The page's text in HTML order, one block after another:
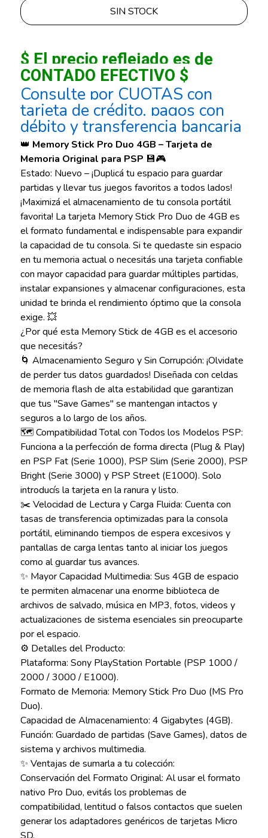
SIN STOCK
$ El precio reflejado es de
CONTADO EFECTIVO $
Consulte por CUOTAS con
tarjeta de crédito, pagos con
débito y transferencia bancaria
👑 Memory Stick Pro Duo 4GB – Tarjeta de
Memoria Original para PSP 💾🎮
Estado: Nuevo – ¡Duplicá tu espacio para guardar
partidas y llevar tus juegos favoritos a todos lados!
¡Maximizá el almacenamiento de tu consola portátil
favorita! La tarjeta Memory Stick Pro Duo de 4GB es
el formato fundamental e indispensable para expandir
la capacidad de tu consola. Si te quedaste sin espacio
en tu memoria actual o necesitás una tarjeta confiable
con mayor capacidad para guardar múltiples partidas,
instalar expansiones y almacenar configuraciones, esta
unidad te brinda el rendimiento óptimo que la consola
exige. 💥
¿Por qué esta Memory Stick de 4GB es el accesorio
que necesitás?
🌀 Almacenamiento Seguro y Sin Corrupción: ¡Olvidate
de perder tus datos guardados! Diseñada con celdas
de memoria flash de alta estabilidad que garantizan
que tus "Save Games" se mantengan intactos y
seguros a lo largo de los años.
🗺️ Compatibilidad Total con Todos los Modelos PSP:
Funciona a la perfección de forma directa (Plug & Play)
en PSP Fat (Serie 1000), PSP Slim (Serie 2000), PSP
Bright (Serie 3000) y PSP Street (E1000). Solo
introducís la tarjeta en la ranura y listo.
✂️ Velocidad de Lectura y Carga Fluida: Cuenta con
tasas de transferencia optimizadas para la consola
portátil, eliminando tiempos de espera excesivos y
pantallas de carga lentas tanto al iniciar los juegos
como al guardar tus avances.
✨ Mayor Capacidad Multimedia: Sus 4GB de espacio
te permiten almacenar una enorme biblioteca de
archivos de salvado, música en MP3, fotos, videos y
actualizaciones de sistema esenciales sin preocuparte
por el espacio.
⚙️ Detalles del Producto:
Plataforma: Sony PlayStation Portable (PSP 1000 /
2000 / 3000 / E1000).
Formato de Memoria: Memory Stick Pro Duo (MS Pro
Duo).
Capacidad de Almacenamiento: 4 Gigabytes (4GB).
Función: Guardado de partidas (Save Games), datos de
sistema y archivos multimedia.
✨ Ventajas de sumarla a tu colección:
Conservación del Formato Original: Al usar el formato
nativo Pro Duo, evitás los problemas de
compatibilidad, lentitud o falsos contactos que suelen
generar los adaptadores genéricos de tarjetas Micro